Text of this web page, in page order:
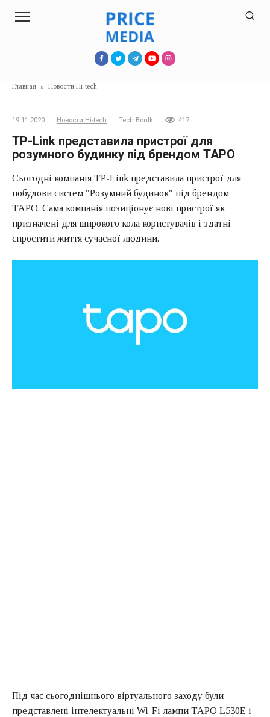
Главная » Новости Hi-tech
19.11.2020 Новости Hi-tech Tech Boulk 417
TP-Link представила пристрої для
розумного будинку під брендом TAPO
Сьогодні компанія TP-Link представила пристрої для
побудови систем "Розумний будинок" під брендом
TAPO. Сама компанія позиціонує нові пристрої як
призначені для широкого кола користувачів і здатні
спростити життя сучасної людини.
Під час сьогоднішнього віртуального заходу були
представлені інтелектуальні Wi-Fi лампи TAPO L530E і